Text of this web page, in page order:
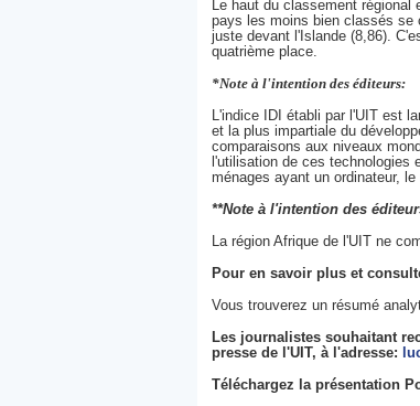
Le haut du classement
pays les moins bien classés se
juste devant l'Islande (8,86).
quatrième place.
*Note à l'intention des éditeurs:
L'indice IDI établi par l'UIT est
et la plus impartiale du
comparaisons aux niveaux
l'utilisation de ces technologies
ménages ayant un ordinateur,
**Note à l'intention des
La région Afrique de l'UIT ne
Pour en savoir plus et
Vous trouverez un résumé
Les journalistes souhaitant
presse de l'UIT, à l'adresse:
Téléchargez la présentation